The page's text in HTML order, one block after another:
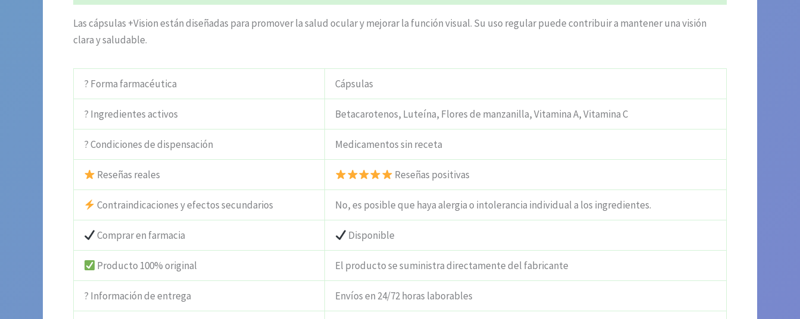
Las cápsulas +Vision están diseñadas para promover la salud ocular y mejorar la función visual. Su uso regular puede contribuir a mantener una visión
clara y saludable.
? Forma farmacéutica Cápsulas
? Ingredientes activos Betacarotenos, Luteína, Flores de manzanilla, Vitamina A, Vitamina C
? Condiciones de dispensación Medicamentos sin receta
Reseñas reales Reseñas positivas
Contraindicaciones y efectos secundarios No, es posible que haya alergia o intolerancia individual a los ingredientes.
Comprar en farmacia Disponible
Producto 100% original El producto se suministra directamente del fabricante
? Información de entrega Envíos en 24/72 horas laborables